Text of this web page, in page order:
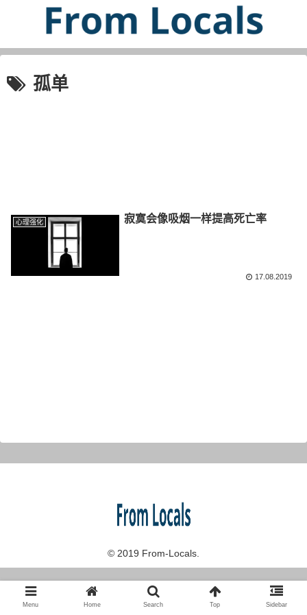
孤单
心理强化 寂寞会像吸烟一样提高死亡率
17.08.2019
© 2019 From-Locals.
Menu Home Search Top Sidebar